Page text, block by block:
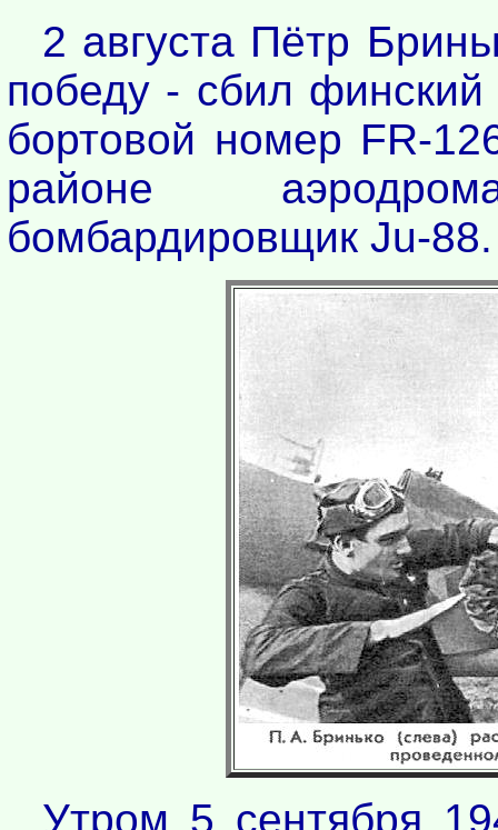
2 августа Пётр
победу - сбил
бортовой номер FR-
районе
бомбардировщик Ju-88.
Утром 5 сентября